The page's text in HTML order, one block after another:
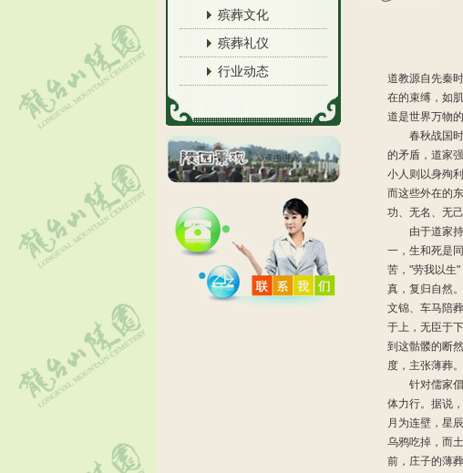
殡葬文化
殡葬礼仪
行业动态
道教源自先秦
在的束缚，如
道是世界万物
春秋战国时
的矛盾，道家
小人则以身殉
而这些外在的
功、无名、无
由于道家持
一，生和死是
苦，"劳我以生
真，复归自然
文锦、车马陪
于上，无臣于
到这骷髅的断
度，主张薄葬。
针对儒家倡
体力行。据说
月为连壁，星
乌鸦吃掉，而
前，庄子的薄